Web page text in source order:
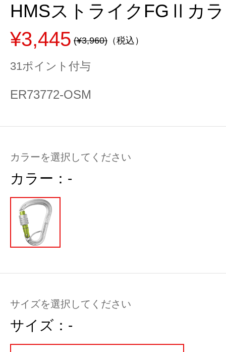
HMSストライクFGⅡカ
¥3,445 (¥3,960) （税込）
31ポイント付与
ER73772-OSM
カラーを選択してください
カラー： -
サイズを選択してください
サイズ： -